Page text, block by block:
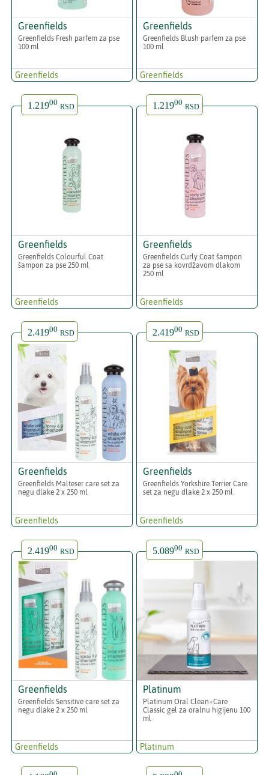
Greenfields
Greenfields Fresh parfem za pse
100 ml
Greenfields
Greenfields
Greenfields Blush parfem za pse
100 ml
Greenfields
1.21900 RSD
Greenfields
Greenfields Colourful Coat
šampon za pse 250 ml
Greenfields
1.21900 RSD
Greenfields
Greenfields Curly Coat šampon
za pse sa kovrdžavom dlakom
250 ml
Greenfields
2.41900 RSD
Greenfields
Greenfields Malteser care set za
negu dlake 2 x 250 ml
Greenfields
2.41900 RSD
Greenfields
Greenfields Yorkshire Terrier Care
set za negu dlake 2 x 250 ml
Greenfields
2.41900 RSD
Greenfields
Greenfields Sensitive care set za
negu dlake 2 x 250 ml
Greenfields
5.08900 RSD
Platinum
Platinum Oral Clean+Care
Classic gel za oralnu higijenu 100
ml
Platinum